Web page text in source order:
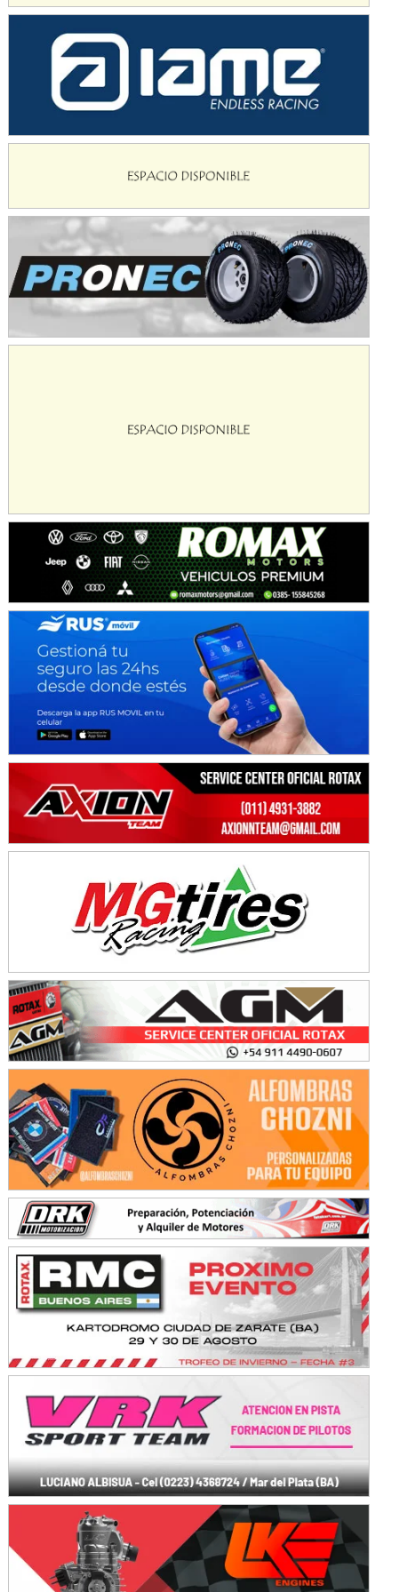
KDO - F6
Ciudad de Trenque Lauquen (Asfalto)
Trenque Lauquen (Buenos Aires)
ENTRERRIANO - F6 (POSTERGADA)
Villaguay (Entre Ríos)
PATAGONICO - F6
Moto Club Reginense (Tierra)
Gral. E. Godoy (Río Negro)
CSK - F7
Humboldt (Santa Fe)
SUR SANTAFESINO - F4
Juan Navarro (Asfalto)
El Timbó (Tucumán)